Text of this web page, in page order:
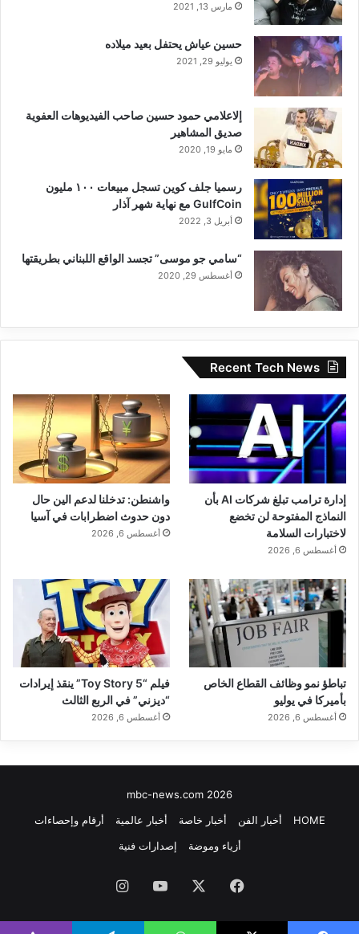
للمستهلك الذي طال انتظاره علامة تجارية تحترم ذكاءه وتُلبّي
طموحه، الموعد الرابع من يوليو.
نبذة عن كراتوس آند كو (KRATOS & Co.)
كراتوس آند كو (KRATOS & Co.)، المقرّ في لشبونة بالبرتغال، هي
الشركة المطوِّرة لمشروب طاقة كراتوس (KRATOS Energy
شبكة توزيع دولية تمتد لأكثر من 50 دولة، وتستهدف المستهلك
الباحث عن الأداء الحقيقي لا مجرد الوعود. العلامة متاحة عالمياً عبر
drinkkratos.com.
إدارة التسويق العالمي والاتصالات المؤسسية
كراتوس آند كو (KRATOS & Co.) | لشبونة، البرتغال
www.drinkkratos.com| @kratos.global
مارس 13, 2021
حسين عياش يحتفل بعيد ميلاده
يوليو 29, 2021
إلاعلامي حمود حسين صاحب الفيديوهات العفوية
صديق المشاهير
مايو 19, 2020
رسميا جلف كوين تسجل مبيعات ١٠٠ مليون
GulfCoin مع نهاية شهر آذار
أبريل 3, 2022
“سامي جو موسى” تجسد الواقع اللبناني بطريقتها
أغسطس 29, 2020
Recent Tech News
إدارة ترامب تبلغ شركات AI بأن
النماذج المفتوحة لن تخضع
لاختبارات السلامة
أغسطس 6, 2026
واشنطن: تدخلنا لدعم الين حال
دون حدوث اضطرابات في آسيا
أغسطس 6, 2026
تباطؤ نمو وظائف القطاع الخاص
بأميركا في يوليو
أغسطس 6, 2026
فيلم “Toy Story 5” ينقذ إيرادات
“ديزني” في الربع الثالث
أغسطس 6, 2026
mbc-news.com 2026
HOME
أخبار الفن أخبار خاصة أخبار عالمية
أرقام وإحصاءات
أزياء وموضة
إصدارات فنية
فيسبوك ‫YouTube